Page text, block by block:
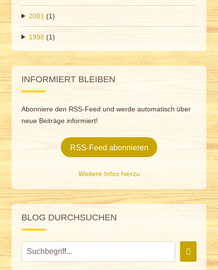
2001 (1)
1998 (1)
INFORMIERT BLEIBEN
Abonniere den RSS-Feed und werde automatisch über
neue Beiträge informiert!
RSS-Feed abonnieren
Weitere Infos hierzu
BLOG DURCHSUCHEN